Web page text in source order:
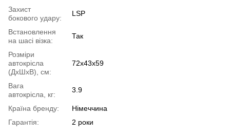
Захист
бокового удару:
LSP
Встановлення
на шасі візка:
Так
Розміри
автокрісла
(ДхШхВ), см:
72х43х59
Вага
автокрісла, кг:
3.9
Країна бренду:
Німеччина
Гарантія:
2 роки